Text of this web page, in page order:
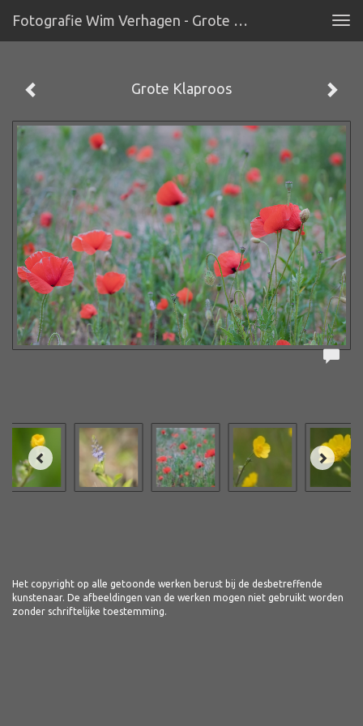
Fotografie Wim Verhagen - Grote Klaproos
Grote Klaproos
Het copyright op alle getoonde werken berust bij de desbetreffende
kunstenaar. De afbeeldingen van de werken mogen niet gebruikt worden
zonder schriftelijke toestemming.